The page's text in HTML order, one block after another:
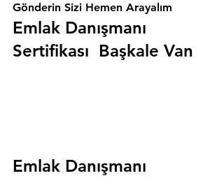
Gönderin Sizi Hemen Arayalım
Emlak Danışmanı
Sertifikası  Başkale Van
Emlak Danışmanı